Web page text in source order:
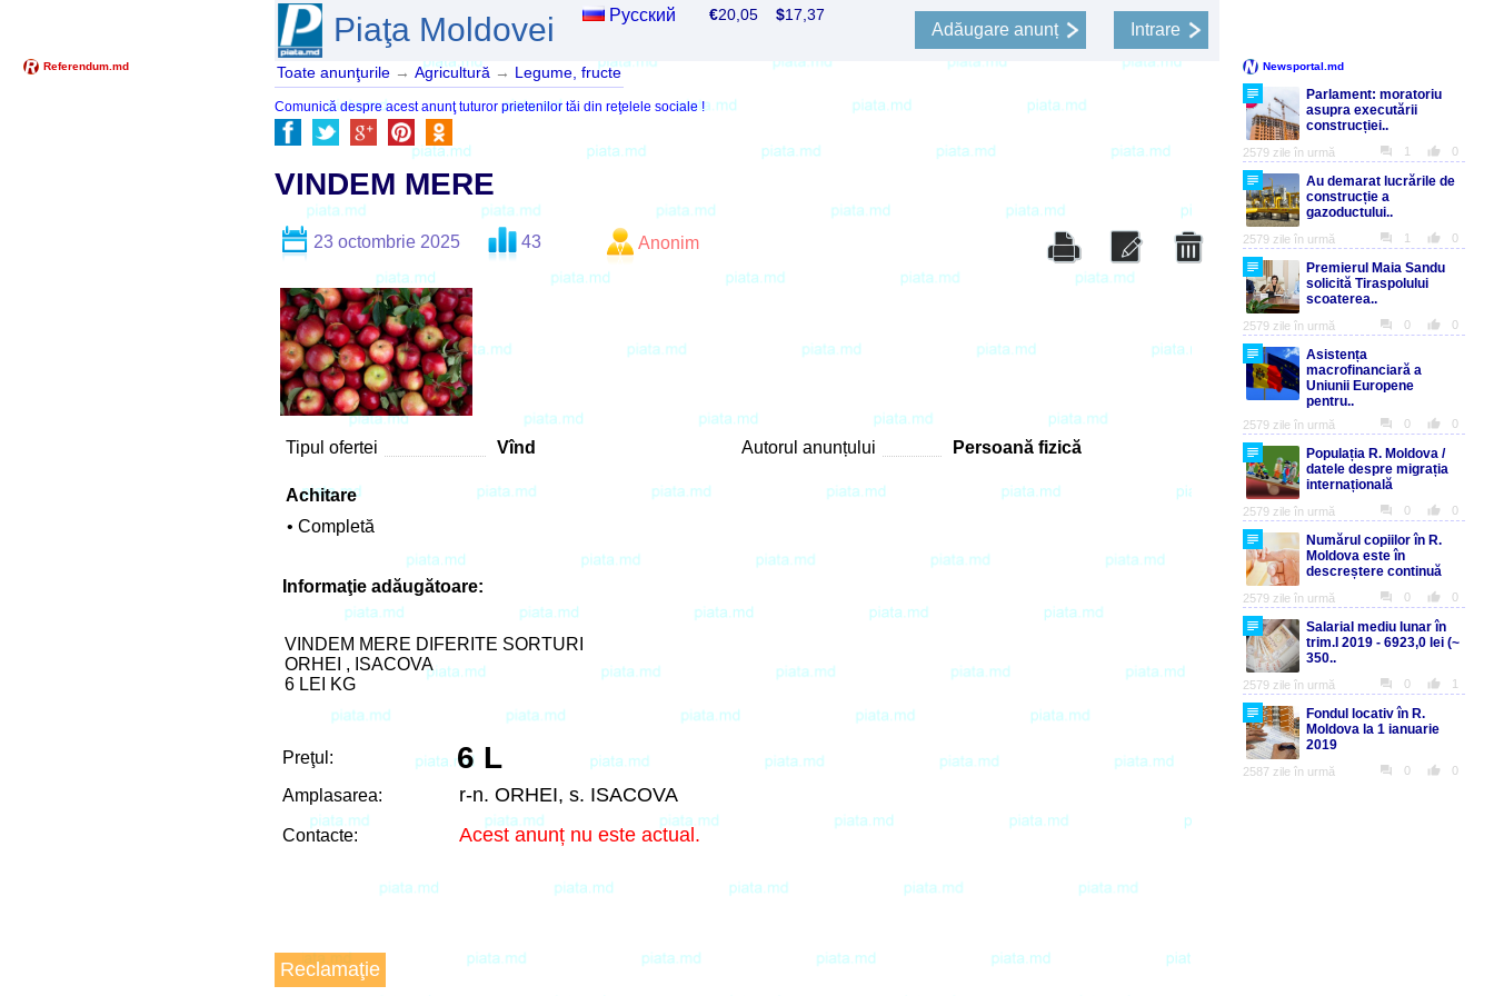
Piaţa Moldovei Русский €20,05$17,37
Adăugare anunț Intrare
Toate anunţurile → Agricultură → Legume, fructe
Comunică despre acest anunţ tuturor prietenilor tăi din reţelele sociale !
VINDEM MERE
23 octombrie 2025 43 Anonim
Tipul ofertei Vînd Autorul anunțului Persoană fizică
Achitare
• Completă
Informaţie adăugătoare:
VINDEM MERE DIFERITE SORTURI
ORHEI , ISACOVA
6 LEI KG
Preţul: 6 L
Amplasarea: r-n. ORHEI, s. ISACOVA
Contacte: Acest anunț nu este actual.
Reclamaţie